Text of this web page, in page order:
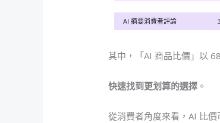
AI 摘要消費者評論
其中，「AI 商品比價」以
快速找到更划算的選擇 。
從消費者角度來看，AI 比